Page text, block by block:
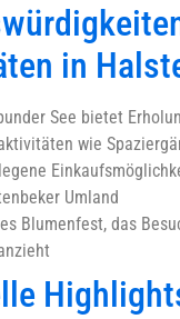
in
See bietet
wie
Umland
Blumenfest, das